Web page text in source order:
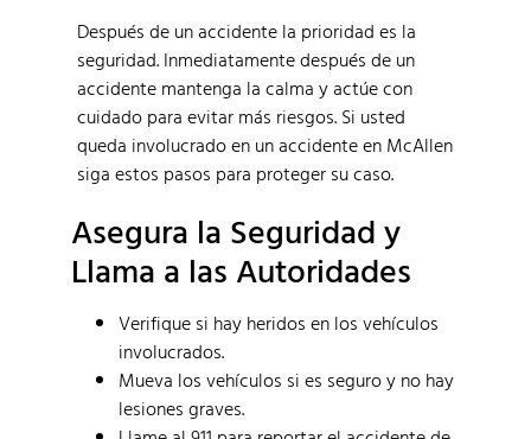
Después de un accidente la prioridad es la
seguridad. Inmediatamente después de un
accidente mantenga la calma y actúe con
cuidado para evitar más riesgos. Si usted
queda involucrado en un accidente en McAllen
siga estos pasos para proteger su caso.
Asegura la Seguridad y
Llama a las Autoridades
Verifique si hay heridos en los vehículos
involucrados.
Mueva los vehículos si es seguro y no hay
lesiones graves.